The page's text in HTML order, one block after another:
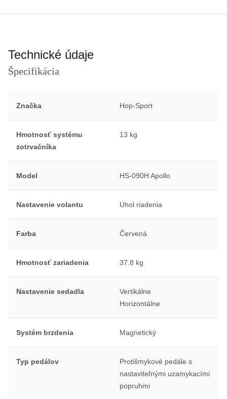
Technické údaje
Špecifikácia
Značka Hop-Sport
Hmotnosť systému
zotrvačníka
13 kg
Model HS-090H Apollo
Nastavenie volantu Uhol riadenia
Farba Červená
Hmotnosť zariadenia 37.8 kg
Nastavenie sedadla
Vertikálne
Horizontálne
Systém brzdenia Magnetický
Typ pedálov
Protišmykové pedále s
nastaviteľnými uzamykacími
popruhmi